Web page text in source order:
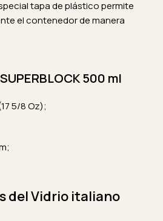
tapa de plástico permite
el contenedor de manera
500 ml
5/8 Oz);
del Vidrio italiano